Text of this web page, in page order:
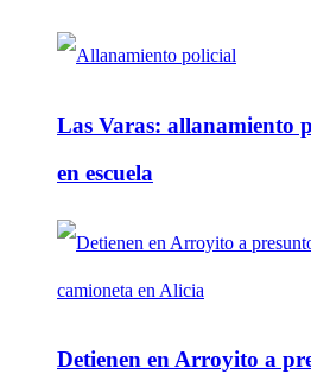
Las Varas: allanamiento
en escuela
Detienen en Arroyito a